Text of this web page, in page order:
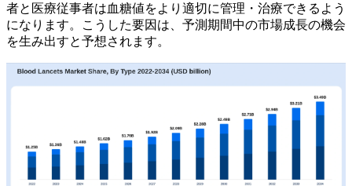
者と医療従事者は血糖値をより適切に管理・治療できるよう
になります。こうした要因は、予測期間中の市場成長の機会
を生み出すと予想されます。